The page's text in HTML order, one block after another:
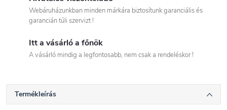
Webáruházunkban minden márkára biztosítunk garanciális és
garancián túli szervizt !
Itt a vásárló a főnök
A vásárló mindig a legfontosabb, nem csak a rendeléskor !
Termékleírás